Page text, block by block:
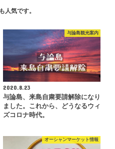
人気です。
与論島観光案内
2020.8.23
与論島、来島自粛要請解除になり
ました。これから、どうなるウィ
ズコロナ時代。
オーシャンマーケット情報